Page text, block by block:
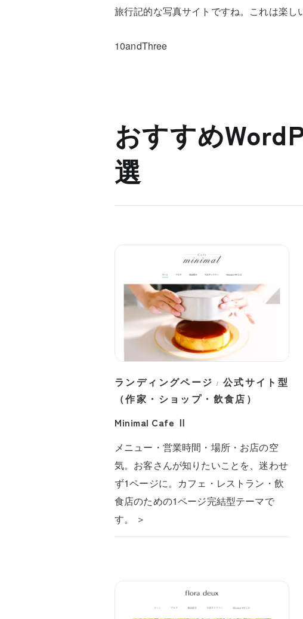
旅行記的な写真サイトですね。これは楽し
10andThree
おすすめ
選
ランディングページ / 公式サイト型
（作家・ショップ・飲食店）
Minimal Cafe Ⅱ
メニュー・営業時間・場所・お店の空
気。お客さんが知りたいことを、迷わせ
ず1ページに。カフェ・レストラン・飲
食店のための1ページ完結型テーマで
す。 ＞